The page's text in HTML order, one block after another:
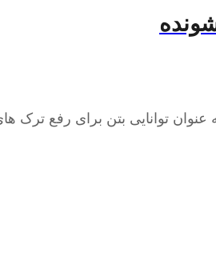
عنوان توانایی بتن برای رفع